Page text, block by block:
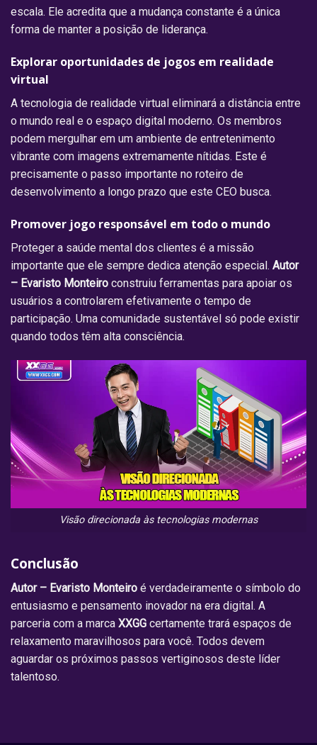
escala. Ele acredita que a mudança constante é a única
forma de manter a posição de liderança.
Explorar oportunidades de jogos em realidade
virtual
A tecnologia de realidade virtual eliminará a distância entre
o mundo real e o espaço digital moderno. Os membros
podem mergulhar em um ambiente de entretenimento
vibrante com imagens extremamente nítidas. Este é
precisamente o passo importante no roteiro de
desenvolvimento a longo prazo que este CEO busca.
Promover jogo responsável em todo o mundo
Proteger a saúde mental dos clientes é a missão
importante que ele sempre dedica atenção especial. Autor
– Evaristo Monteiro construiu ferramentas para apoiar os
usuários a controlarem efetivamente o tempo de
participação. Uma comunidade sustentável só pode existir
quando todos têm alta consciência.
Visão direcionada às tecnologias modernas
Conclusão
Autor – Evaristo Monteiro é verdadeiramente o símbolo do
entusiasmo e pensamento inovador na era digital. A
parceria com a marca XXGG certamente trará espaços de
relaxamento maravilhosos para você. Todos devem
aguardar os próximos passos vertiginosos deste líder
talentoso.